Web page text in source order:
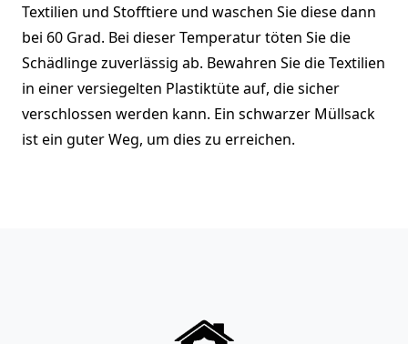
Textilien und Stofftiere und waschen Sie diese dann
bei 60 Grad. Bei dieser Temperatur töten Sie die
Schädlinge zuverlässig ab. Bewahren Sie die Textilien
in einer versiegelten Plastiktüte auf, die sicher
verschlossen werden kann. Ein schwarzer Müllsack
ist ein guter Weg, um dies zu erreichen.